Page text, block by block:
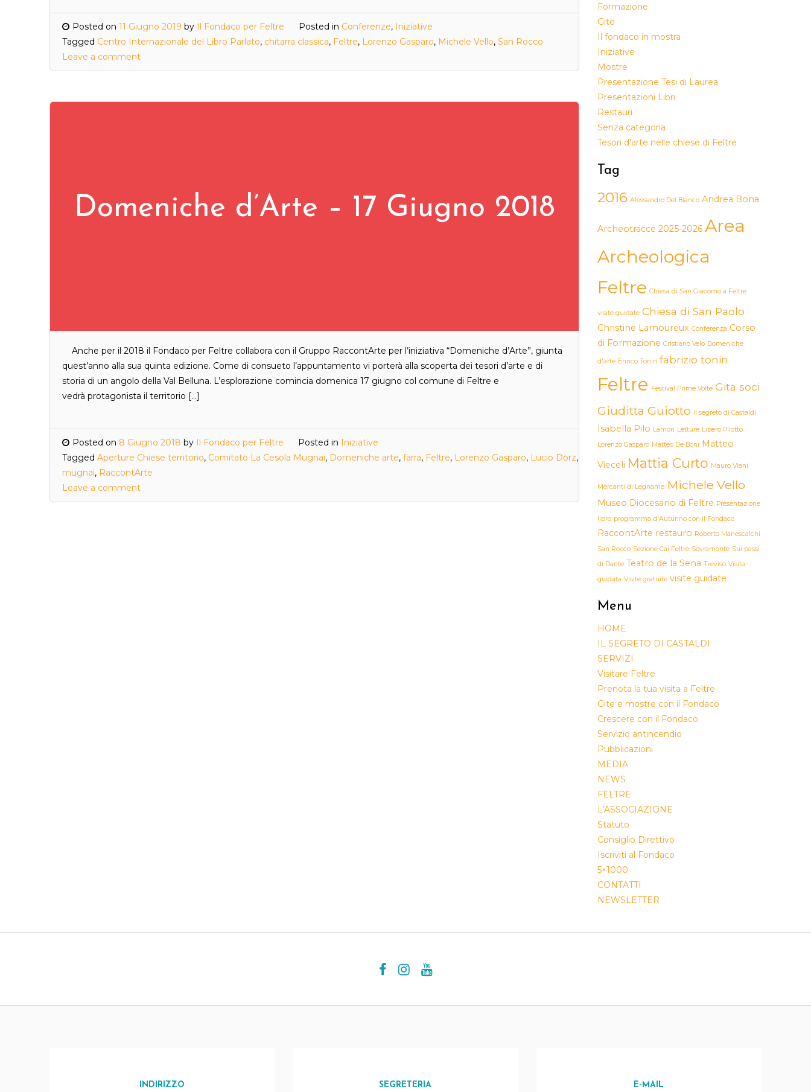
Posted on 11 Giugno 2019 by Il Fondaco per Feltre Posted in Conferenze, Iniziative
Tagged Centro Internazionale del Libro Parlato, chitarra classica, Feltre, Lorenzo Gasparo, Michele Vello, San Rocco
Leave a comment
Domeniche d’Arte – 17 Giugno 2018
Anche per il 2018 il Fondaco per Feltre collabora con il Gruppo RaccontArte per l’iniziativa “Domeniche d’Arte”, giunta
quest’anno alla sua quinta edizione. Come di consueto l’appuntamento vi porterà alla scoperta dei tesori d’arte e di
storia di un angolo della Val Belluna. L’esplorazione comincia domenica 17 giugno col comune di Feltre e
vedrà protagonista il territorio […]
Posted on 8 Giugno 2018 by Il Fondaco per Feltre Posted in Iniziative
Tagged Aperture Chiese territorio, Comitato La Cesola Mugnai, Domeniche arte, farra, Feltre, Lorenzo Gasparo, Lucio Dorz,
mugnai, RaccontArte
Leave a comment
Formazione
Gite
Il fondaco in mostra
Iniziative
Mostre
Presentazione Tesi di Laurea
Presentazioni Libri
Restauri
Senza categoria
Tesori d'arte nelle chiese di Feltre
Tag
2016 Alessandro Del Bianco Andrea Bona
Archeotracce 2025-2026 Area
Archeologica
Feltre Chiesa di San Giacomo a Feltre
visite guidate Chiesa di San Paolo
Christine Lamoureux Conferenza Corso
di Formazione Cristiano Velo Domeniche
d'arte Enrico Tonin fabrizio tonin
Feltre Festival Prime Volte Gita soci
Giuditta Guiotto Il segreto di Castaldi
Isabella Pilo Lamon Letture Libero Pilotto
Lorenzo Gasparo Matteo De Boni Matteo
Vieceli Mattia Curto Mauro Viani
Mercanti di Legname Michele Vello
Museo Diocesano di Feltre Presentazione
libro programma d'Autunno con il Fondaco
RaccontArte restauro Roberto Manescalchi
San Rocco Sezione Cai Feltre Sovramonte Sui passi
di Dante Teatro de la Sena Treviso Visita
guidata Visite gratuite visite guidate
Menu
HOME
IL SEGRETO DI CASTALDI
SERVIZI
Visitare Feltre
Prenota la tua visita a Feltre
Gite e mostre con il Fondaco
Crescere con il Fondaco
Servizio antincendio
Pubblicazioni
MEDIA
NEWS
FELTRE
L’ASSOCIAZIONE
Statuto
Consiglio Direttivo
Iscriviti al Fondaco
5×1000
CONTATTI
NEWSLETTER
INDIRIZZO SEGRETERIA E-MAIL